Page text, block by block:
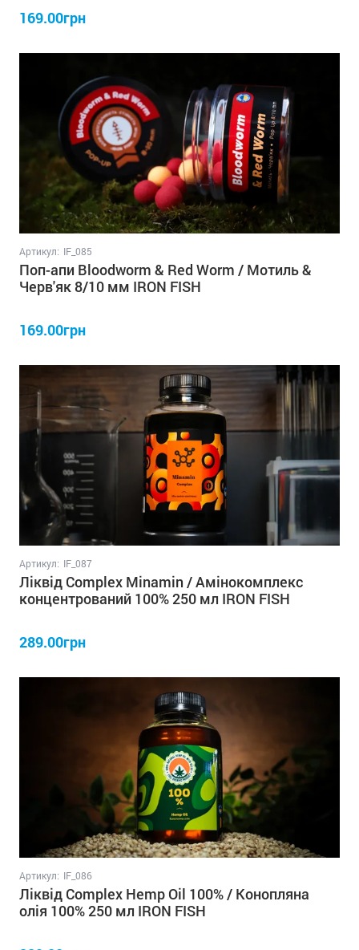
169.00грн
Артикул: IF_085
Поп-апи Bloodworm & Red Worm / Мотиль &
Черв'як 8/10 мм IRON FISH
169.00грн
Артикул: IF_087
Ліквід Complex Minamin / Амінокомплекс
концентрований 100% 250 мл IRON FISH
289.00грн
Артикул: IF_086
Ліквід Complex Hemp Oil 100% / Конопляна
олія 100% 250 мл IRON FISH